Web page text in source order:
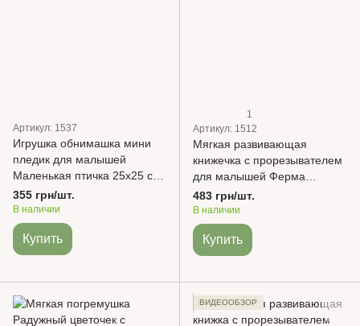
Артикул: 1537
Игрушка обнимашка мини
пледик для малышей
Маленькая птичка 25х25 см
0+ BabyOno
355 грн/шт.
В наличии
Купить
1
Артикул: 1512
Мягкая развивающая
книжечка с прорезывателем
для малышей Ферма
BabyOno
483 грн/шт.
В наличии
Купить
ВИДЕООБЗОР